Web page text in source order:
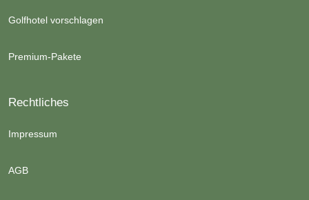
Golfhotel vorschlagen
Premium-Pakete
Rechtliches
Impressum
AGB